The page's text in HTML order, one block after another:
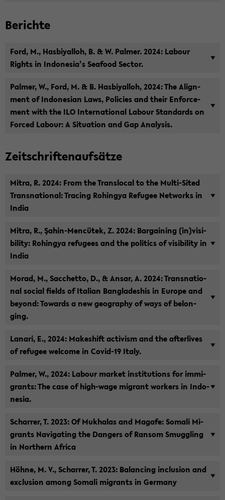
Be­rich­te
Ford, M., Has­bi­yal­loh, B. & W. Pal­mer. 2024: La­bour
Rights in In­do­ne­sia’s Sea­food Sec­tor.
Pal­mer, W., Ford, M. & B. Has­bi­yal­loh, 2024: The Align­
ment of In­do­ne­si­an Laws, Po­li­ci­es and their En­for­ce­
ment with the ILO In­ter­na­tio­nal La­bour Stan­dards on
For­ced La­bour: A Si­tua­ti­on and Gap Ana­ly­sis.
Zeit­schrif­ten­auf­sät­ze
Mitra, R. 2024: From the Trans­lo­cal to the Multi-​Sited
Trans­na­tio­nal: Tra­cing Ro­hin­gya Re­fu­gee Net­works in
India
Mitra, R., Şahin-​Mencütek, Z. 2024: Bar­gai­ning (in)vi­si­
bi­li­ty: Ro­hin­gya re­fu­gees and the po­li­tics of vi­si­bi­li­ty in
India
Morad, M., Sac­chet­to, D., & Ansar, A. 2024: Trans­na­tio­
nal so­cial fields of Ita­li­an Ban­gla­des­his in Eu­ro­pe and
bey­ond: To­wards a new geo­gra­phy of ways of be­lon­
ging.
La­na­ri, E., 2024: Ma­kes­hift ac­ti­vism and the aft­er­li­ves
of re­fu­gee wel­co­me in Covid-​19 Italy.
Pal­mer, W., 2024: La­bour mar­ket in­sti­tu­ti­ons for im­mi­
grants: The case of high-​wage mi­grant wor­k­ers in In­do­
ne­sia.
Schar­rer, T. 2023: Of Muk­ha­las and Ma­ga­fe: So­ma­li Mi­
grants Na­vi­ga­ting the Dan­gers of Ran­som Smuggling
in Nor­t­hern Af­ri­ca
Höhne, M. V., Schar­rer, T. 2023: Ba­lan­cing in­clu­si­on and
ex­clu­si­on among So­ma­li mi­grants in Ger­ma­ny